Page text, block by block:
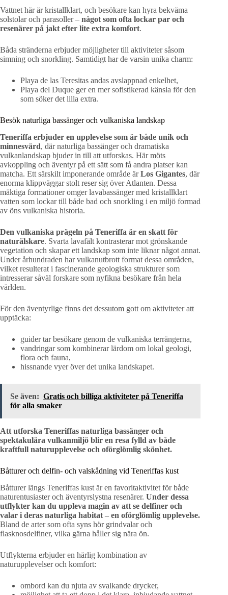
Vattnet här är kristallklart, och besökare kan hyra bekväma
solstolar och parasoller – något som ofta lockar par och
resenärer på jakt efter lite extra komfort.
Båda stränderna erbjuder möjligheter till aktiviteter såsom
simning och snorkling. Samtidigt har de varsin unika charm:
Playa de las Teresitas andas avslappnad enkelhet,
Playa del Duque ger en mer sofistikerad känsla för den
som söker det lilla extra.
Besök naturliga bassänger och vulkaniska landskap
Teneriffa erbjuder en upplevelse som är både unik och
minnesvärd, där naturliga bassänger och dramatiska
vulkanlandskap bjuder in till att utforskas. Här möts
avkoppling och äventyr på ett sätt som få andra platser kan
matcha. Ett särskilt imponerande område ärLos Gigantes, där
enorma klippväggar stolt reser sig över Atlanten. Dessa
mäktiga formationer omger lavabassänger med kristallklart
vatten som lockar till både bad och snorkling i en miljö formad
av öns vulkaniska historia.
Den vulkaniska prägeln på Teneriffa är en skatt för
naturälskare. Svarta lavafält kontrasterar mot grönskande
vegetation och skapar ett landskap som inte liknar något annat.
Under århundraden har vulkanutbrott format dessa områden,
vilket resulterat i fascinerande geologiska strukturer som
intresserar såväl forskare som nyfikna besökare från hela
världen.
För den äventyrlige finns det dessutom gott om aktiviteter att
upptäcka:
guider tar besökare genom de vulkaniska terrängerna,
vandringar som kombinerar lärdom om lokal geologi,
flora och fauna,
hissnande vyer över det unika landskapet.
Se även: Gratis och billiga aktiviteter på Teneriffa
för alla smaker
Att utforska Teneriffas naturliga bassänger och
spektakulära vulkanmiljö blir en resa fylld av både
kraftfull naturupplevelse och oförglömlig skönhet.
Båtturer och delfin- och valskådning vid Teneriffas kust
Båtturer längs Teneriffas kust är en favoritaktivitet för både
naturentusiaster och äventyrslystna resenärer. Under dessa
utflykter kan du uppleva magin av att se delfiner och
valar i deras naturliga habitat – en oförglömlig upplevelse.
Bland de arter som ofta syns hör grindvalar och
flasknosdelfiner, vilka gärna håller sig nära ön.
Utflykterna erbjuder en härlig kombination av
naturupplevelser och komfort:
ombord kan du njuta av svalkande drycker,